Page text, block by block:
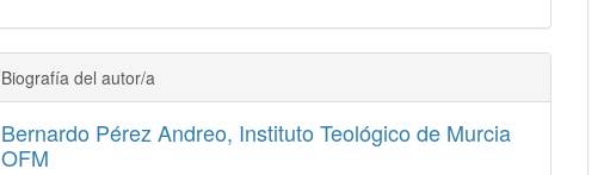
Biografía del autor/a
Bernardo Pérez Andreo, Instituto Teológico de Murcia
OFM